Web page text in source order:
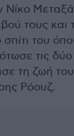
Νίκο
τους και
σπίτι του
τις
τη ζωή
Ρόουζ.